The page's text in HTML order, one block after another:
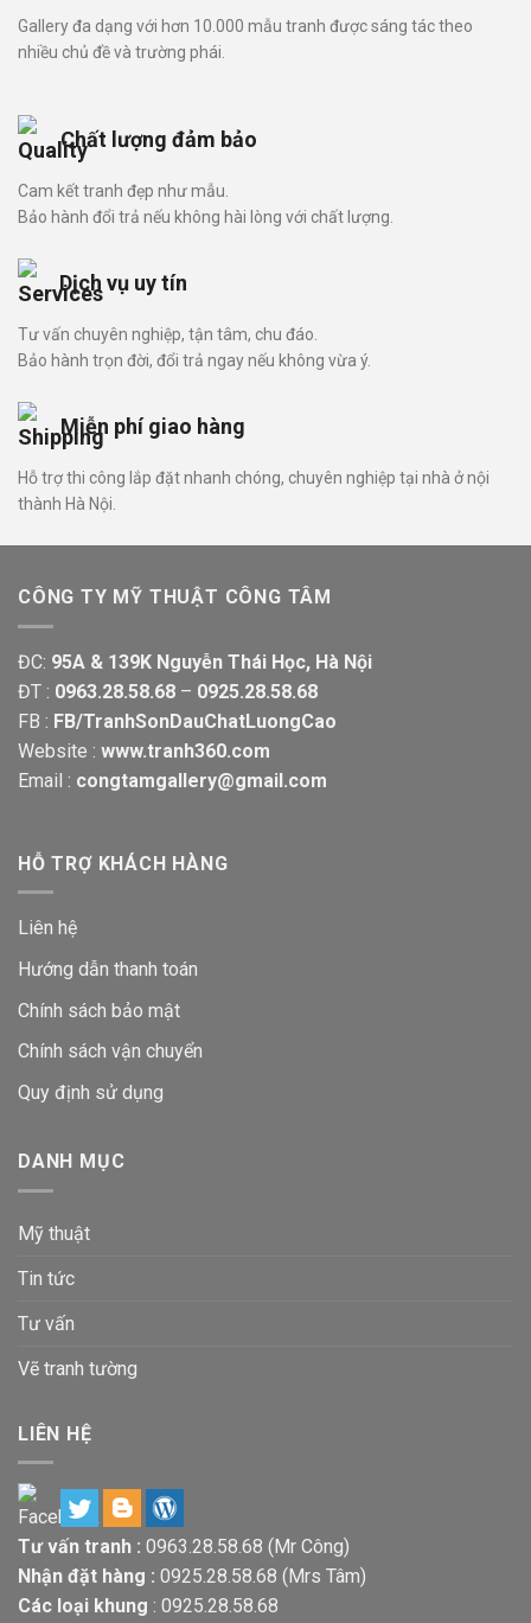
Gallery đa dạng với hơn 10.000 mẫu tranh được sáng tác theo
nhiều chủ đề và trường phái.
Chất lượng đảm bảo
Cam kết tranh đẹp như mẫu.
Bảo hành đổi trả nếu không hài lòng với chất lượng.
Dịch vụ uy tín
Tư vấn chuyên nghiệp, tận tâm, chu đáo.
Bảo hành trọn đời, đổi trả ngay nếu không vừa ý.
Miễn phí giao hàng
Hỗ trợ thi công lắp đặt nhanh chóng, chuyên nghiệp tại nhà ở nội
thành Hà Nội.
CÔNG TY MỸ THUẬT CÔNG TÂM
ĐC: 95A & 139K Nguyễn Thái Học, Hà Nội
ĐT : 0963.28.58.68 – 0925.28.58.68
FB : FB/TranhSonDauChatLuongCao
Website : www.tranh360.com
Email : congtamgallery@gmail.com
HỖ TRỢ KHÁCH HÀNG
Liên hệ
Hướng dẫn thanh toán
Chính sách bảo mật
Chính sách vận chuyển
Quy định sử dụng
DANH MỤC
Mỹ thuật
Tin tức
Tư vấn
Vẽ tranh tường
LIÊN HỆ
Tư vấn tranh : 0963.28.58.68 (Mr Công)
Nhận đặt hàng : 0925.28.58.68 (Mrs Tâm)
Các loại khung : 0925.28.58.68